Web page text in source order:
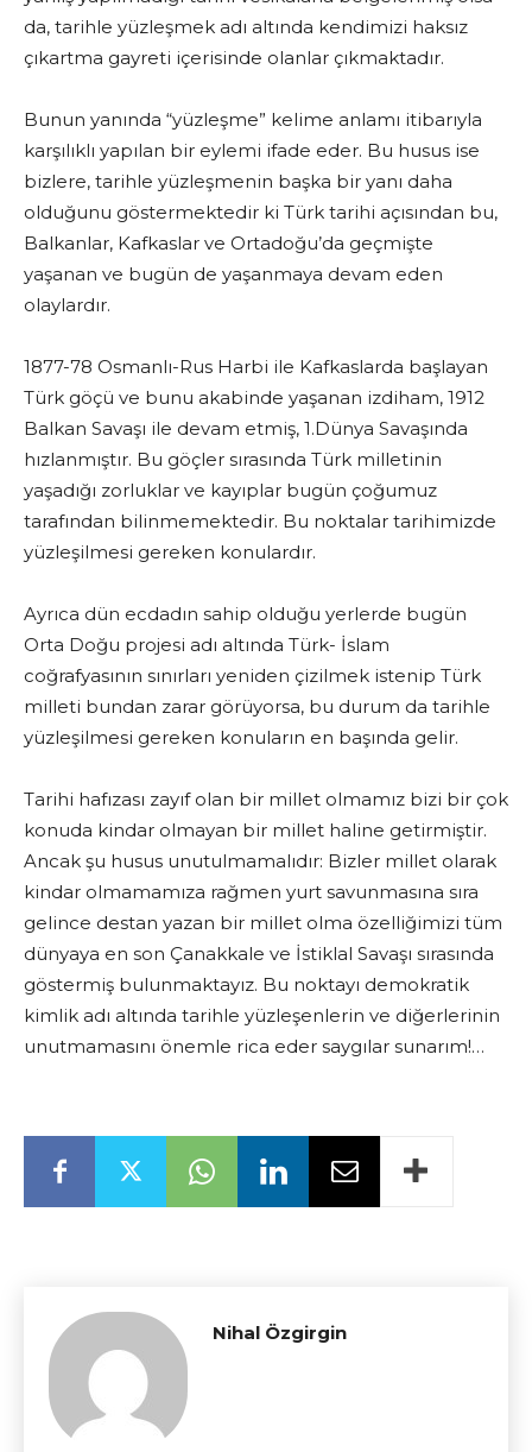
da, tarihle yüzleşmek adı altında kendimizi haksız
çıkartma gayreti içerisinde olanlar çıkmaktadır.
Bunun yanında “yüzleşme” kelime anlamı itibarıyla
karşılıklı yapılan bir eylemi ifade eder. Bu husus ise
bizlere, tarihle yüzleşmenin başka bir yanı daha
olduğunu göstermektedir ki Türk tarihi açısından bu,
Balkanlar, Kafkaslar ve Ortadoğu’da geçmişte
yaşanan ve bugün de yaşanmaya devam eden
olaylardır.
1877-78 Osmanlı-Rus Harbi ile Kafkaslarda başlayan
Türk göçü ve bunu akabinde yaşanan izdiham, 1912
Balkan Savaşı ile devam etmiş, 1.Dünya Savaşında
hızlanmıştır. Bu göçler sırasında Türk milletinin
yaşadığı zorluklar ve kayıplar bugün çoğumuz
tarafından bilinmemektedir. Bu noktalar tarihimizde
yüzleşilmesi gereken konulardır.
Ayrıca dün ecdadın sahip olduğu yerlerde bugün
Orta Doğu projesi adı altında Türk- İslam
coğrafyasının sınırları yeniden çizilmek istenip Türk
milleti bundan zarar görüyorsa, bu durum da tarihle
yüzleşilmesi gereken konuların en başında gelir.
Tarihi hafızası zayıf olan bir millet olmamız bizi bir çok
konuda kindar olmayan bir millet haline getirmiştir.
Ancak şu husus unutulmamalıdır: Bizler millet olarak
kindar olmamamıza rağmen yurt savunmasına sıra
gelince destan yazan bir millet olma özelliğimizi tüm
dünyaya en son Çanakkale ve İstiklal Savaşı sırasında
göstermiş bulunmaktayız. Bu noktayı demokratik
kimlik adı altında tarihle yüzleşenlerin ve diğerlerinin
unutmamasını önemle rica eder saygılar sunarım!…
Nihal Özgirgin